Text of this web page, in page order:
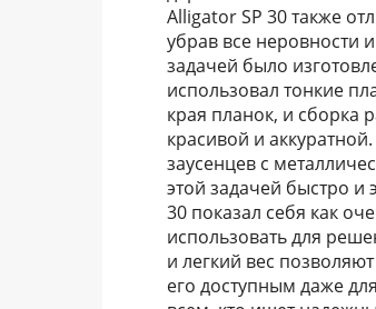
Alligator SP 30 также
убрав все неровности
задачей было
использовал тонкие
края планок, и сборка
красивой и
заусенцев с
этой задачей быстро и
30 показал себя как
использовать для
и легкий вес
его доступным даже